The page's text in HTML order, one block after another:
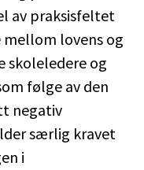
av praksisfeltet
mellom lovens og
skoleledere og
følge av den
negativ
særlig kravet
i